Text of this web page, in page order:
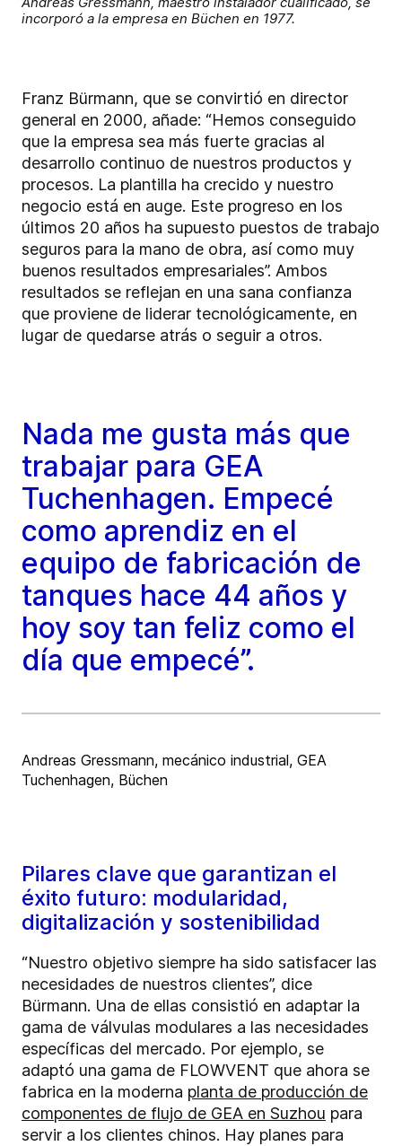
incorporó a la empresa en Büchen en 1977.
Franz Bürmann, que se convirtió en director
general en 2000, añade: “Hemos conseguido
que la empresa sea más fuerte gracias al
desarrollo continuo de nuestros productos y
procesos. La plantilla ha crecido y nuestro
negocio está en auge. Este progreso en los
últimos 20 años ha supuesto puestos de trabajo
seguros para la mano de obra, así como muy
buenos resultados empresariales”. Ambos
resultados se reflejan en una sana confianza
que proviene de liderar tecnológicamente, en
lugar de quedarse atrás o seguir a otros.
Nada me gusta más que
trabajar para GEA
Tuchenhagen. Empecé
como aprendiz en el
equipo de fabricación de
tanques hace 44 años y
hoy soy tan feliz como el
día que empecé”.
Andreas Gressmann, mecánico industrial, GEA
Tuchenhagen, Büchen
Pilares clave que garantizan el
éxito futuro: modularidad,
digitalización y sostenibilidad
“Nuestro objetivo siempre ha sido satisfacer las
necesidades de nuestros clientes”, dice
Bürmann. Una de ellas consistió en adaptar la
gama de válvulas modulares a las necesidades
específicas del mercado. Por ejemplo, se
adaptó una gama de FLOWVENT que ahora se
fabrica en la moderna planta de producción de
componentes de flujo de GEA en Suzhou para
servir a los clientes chinos. Hay planes para